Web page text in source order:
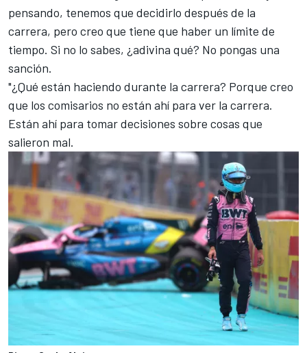
pensando, tenemos que decidirlo después de la
carrera, pero creo que tiene que haber un límite de
tiempo. Si no lo sabes, ¿adivina qué? No pongas una
sanción.
"¿Qué están haciendo durante la carrera? Porque creo
que los comisarios no están ahí para ver la carrera.
Están ahí para tomar decisiones sobre cosas que
salieron mal.